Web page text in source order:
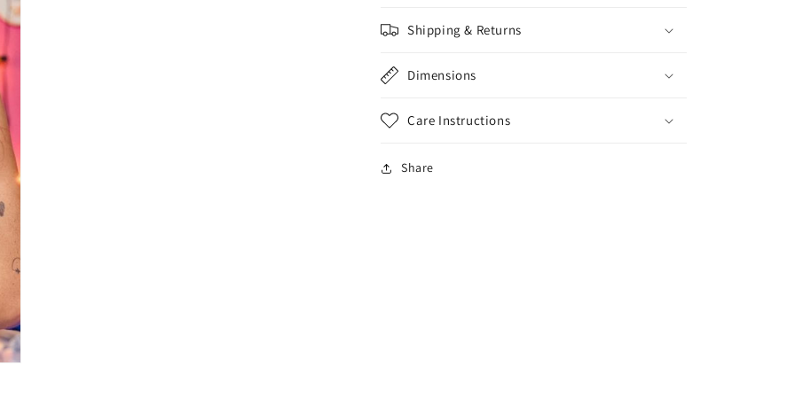
Shipping & Returns
Dimensions
Care Instructions
Share